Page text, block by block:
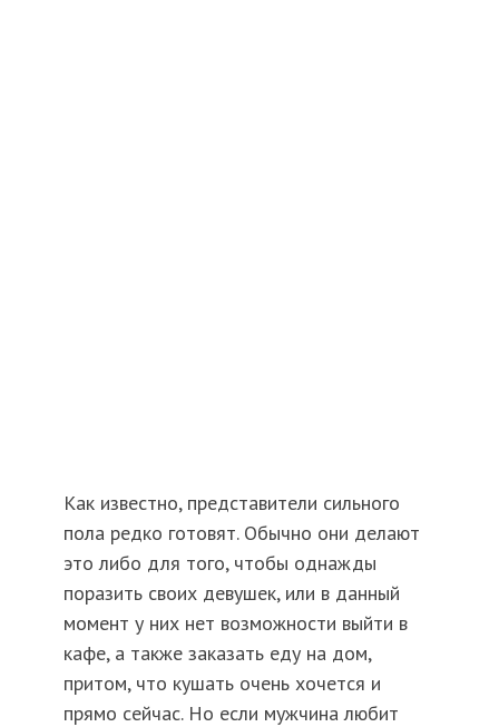
Как известно, представители сильного
пола редко готовят. Обычно они делают
это либо для того, чтобы однажды
поразить своих девушек, или в данный
момент у них нет возможности выйти в
кафе, а также заказать еду на дом,
притом, что кушать очень хочется и
прямо сейчас. Но если мужчина любит